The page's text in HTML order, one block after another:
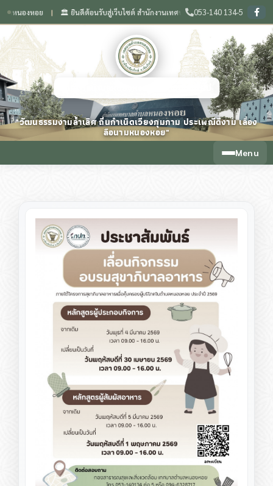
หอย ❙ 🏛️ ยินดีต้อนรับสู่เว็บไซต์ สำนักงานเทศบาลตำบลหนองหอย จังหวัดเชียงใหม่
053-140 134-5
"วัฒนธรรมงามล้ำเลิศ ถิ่นกำเนิดเวียงกุมกาม ประเพณีดีงาม เลื่อง
ลือนามหนองหอย"
Menu